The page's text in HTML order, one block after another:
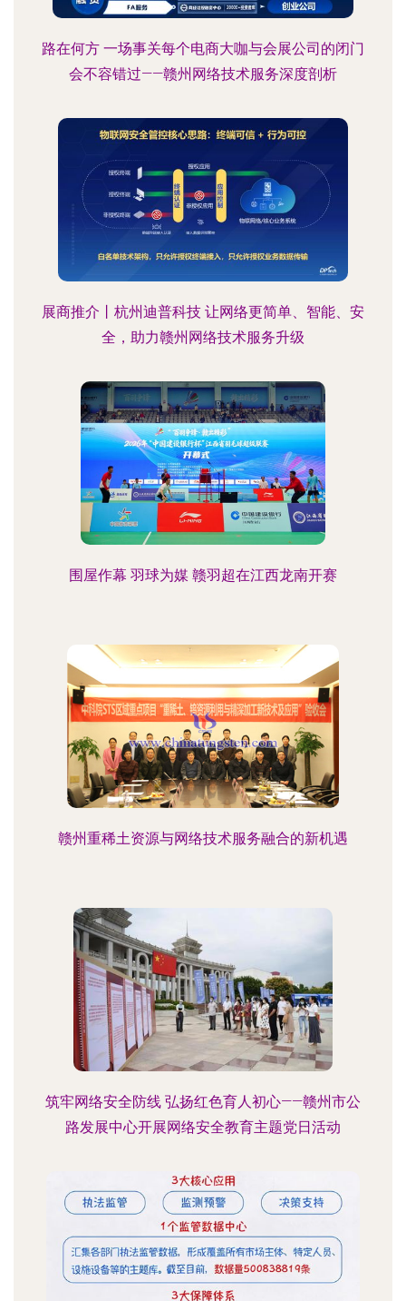
路在何方 一场事关每个电商大咖与会展公司的闭门
会不容错过——赣州网络技术服务深度剖析
展商推介丨杭州迪普科技 让网络更简单、智能、安
全，助力赣州网络技术服务升级
围屋作幕 羽球为媒 赣羽超在江西龙南开赛
赣州重稀土资源与网络技术服务融合的新机遇
筑牢网络安全防线 弘扬红色育人初心——赣州市公
路发展中心开展网络安全教育主题党日活动